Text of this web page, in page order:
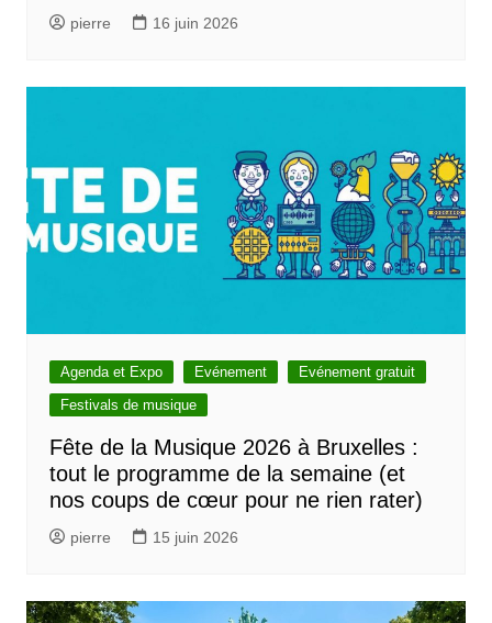
pierre 16 juin 2026
Agenda et Expo Evénement
Evénement gratuit
Festivals de musique
Fête de la Musique 2026 à Bruxelles :
tout le programme de la semaine (et
nos coups de cœur pour ne rien rater)
pierre 15 juin 2026